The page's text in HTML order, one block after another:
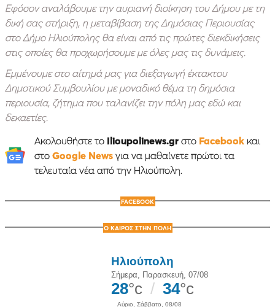
Εφόσον αναλάβουμε την αυριανή διοίκηση του Δήμου με τη
δική σας στήριξη, η μεταβίβαση της Δημόσιας Περιουσίας
στο Δήμο Ηλιούπολης θα είναι από τις πρώτες διεκδικήσεις
στις οποίες θα προχωρήσουμε με όλες μας τις δυνάμεις.
Εμμένουμε στο αίτημά μας για διεξαγωγή έκτακτου
Δημοτικού Συμβουλίου με μοναδικό θέμα τη δημόσια
περιουσία, ζήτημα που ταλανίζει την πόλη μας εδώ και
δεκαετίες.
Ακολουθήστε το Ilioupolinews.grστο Facebookκαι
στο Google Newsγια να μαθαίνετε πρώτοι τα
τελευταία νέα από την Ηλιούπολη.
FACEBOOK
Ο ΚΑΙΡΟΣ ΣΤΗΝ ΠΟΛΗ